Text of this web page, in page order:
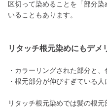
区切って染めることを「部分
いることもあります。
リタッチ根元染めにもデメ
・カラーリングされた部分と
・根元部分が伸びすぎている
リタッチ根元染めでは髪の根